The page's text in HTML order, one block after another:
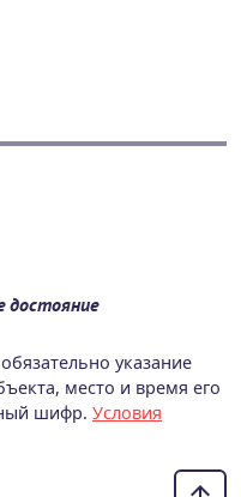
достояние
указание
место и время его
шифр. Условия